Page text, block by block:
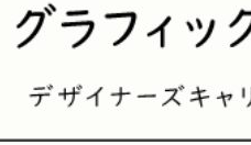
26年 9月10日 改訂
27年 6月24日 改訂
28年11月 1日 改訂
30年 7月 1日 改訂
6年 5月 1日 改訂